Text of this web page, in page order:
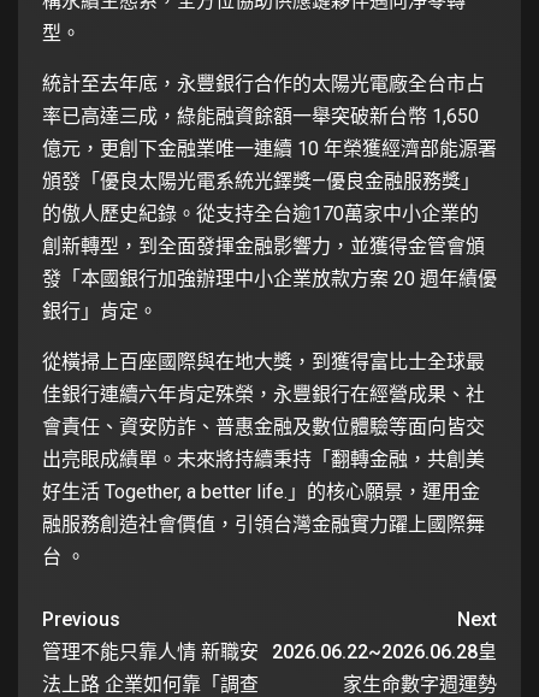
型。
統計至去年底，永豐銀行合作的太陽光電廠全台市占
率已高達三成，綠能融資餘額一舉突破新台幣 1,650
億元，更創下金融業唯一連續 10 年榮獲經濟部能源署
頒發「優良太陽光電系統光鐸獎—優良金融服務獎」
的傲人歷史紀錄。從支持全台逾170萬家中小企業的
創新轉型，到全面發揮金融影響力，並獲得金管會頒
發「本國銀行加強辦理中小企業放款方案 20 週年績優
銀行」肯定。
從橫掃上百座國際與在地大獎，到獲得富比士全球最
佳銀行連續六年肯定殊榮，永豐銀行在經營成果、社
會責任、資安防詐、普惠金融及數位體驗等面向皆交
出亮眼成績單。未來將持續秉持「翻轉金融，共創美
好生活 Together, a better life.」的核心願景，運用金
融服務創造社會價值，引領台灣金融實力躍上國際舞
台 。
Previous
管理不能只靠人情 新職安
法上路 企業如何靠「調查
Next
2026.06.22~2026.06.28皇
家生命數字週運勢